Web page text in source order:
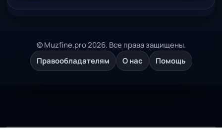
© Muzfine.pro 2026. Все права защищены.
Правообладателям
О нас Помощь